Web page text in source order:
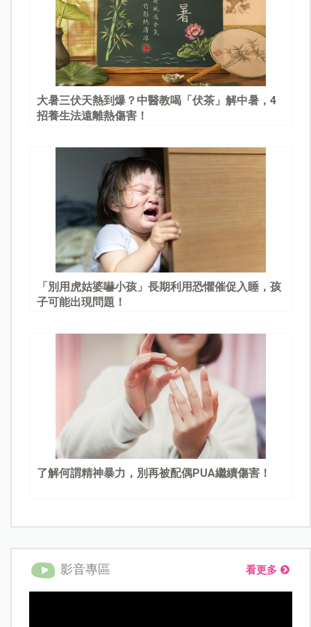
大暑三伏天熱到爆？中醫教喝「伏茶」解中暑，4
招養生法遠離熱傷害！
「別用虎姑婆嚇小孩」長期利用恐懼催促入睡，孩
子可能出現問題！
了解何謂精神暴力，別再被配偶PUA繼續傷害！
影音專區 看更多